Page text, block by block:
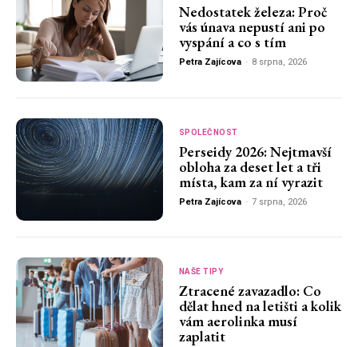
Nedostatek železa: Proč
vás únava nepustí ani po
vyspání a co s tím
Petra Zajícova - 8 srpna, 2026
SPOLEČNOST
Perseidy 2026: Nejtmavší
obloha za deset let a tři
místa, kam za ní vyrazit
Petra Zajícova - 7 srpna, 2026
NAŠE TIPY
Ztracené zavazadlo: Co
dělat hned na letišti a kolik
vám aerolinka musí
zaplatit